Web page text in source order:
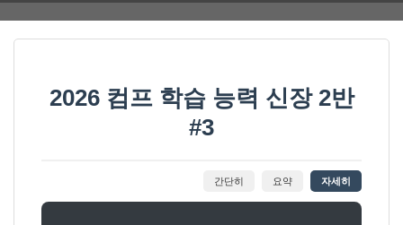
2026 컴프 학습 능력 신장 2반
#3
간단히 요약 자세히